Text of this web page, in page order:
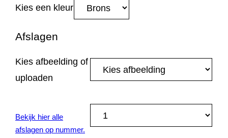
Kies een kleur
Afslagen
Kies afbeelding of
uploaden
Bekijk hier alle
afslagen op nummer.